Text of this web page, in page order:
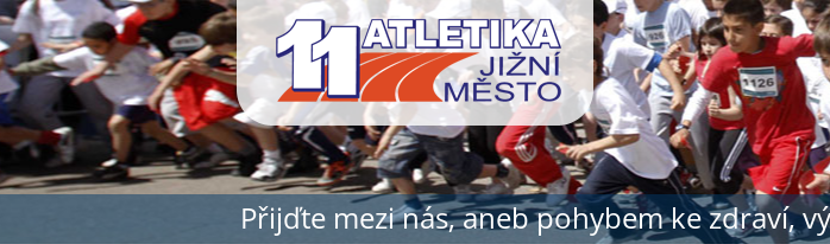
Přijďte mezi nás, aneb pohybem ke zdraví,